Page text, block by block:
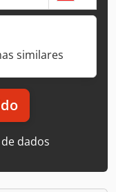
similares
dados